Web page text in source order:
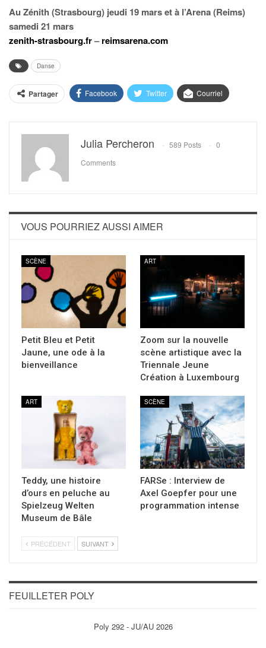
Au Zénith (Strasbourg) jeudi 19 mars et à l’Arena (Reims)
samedi 21 mars
zenith-strasbourg.fr–reimsarena.com
Danse
Partager Facebook Twitter Courriel
Julia Percheron 589 Posts
0
Comments
VOUS POURRIEZ AUSSI AIMER
SCÈNE
Petit Bleu et Petit
Jaune, une ode à la
bienveillance
ART
Zoom sur la nouvelle
scène artistique avec la
Triennale Jeune
Création à Luxembourg
ART
Teddy, une histoire
d’ours en peluche au
Spielzeug Welten
Museum de Bâle
SCÈNE
FARSe : Interview de
Axel Goepfer pour une
programmation intense
PRÉCÉDENT SUIVANT
FEUILLETER POLY
Poly 292 - JU/AU 2026